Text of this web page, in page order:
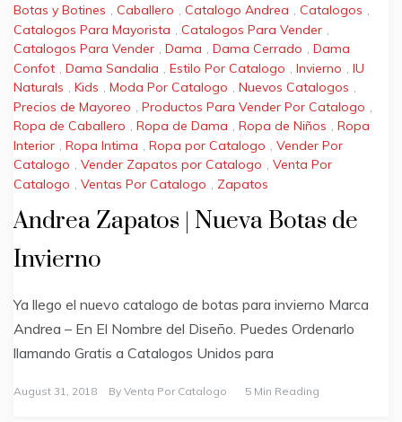
Botas y Botines , Caballero , Catalogo Andrea , Catalogos ,
Catalogos Para Mayorista , Catalogos Para Vender ,
Catalogos Para Vender , Dama , Dama Cerrado , Dama
Confot , Dama Sandalia , Estilo Por Catalogo , Invierno , IU
Naturals , Kids , Moda Por Catalogo , Nuevos Catalogos ,
Precios de Mayoreo , Productos Para Vender Por Catalogo ,
Ropa de Caballero , Ropa de Dama , Ropa de Niños , Ropa
Interior , Ropa Intima , Ropa por Catalogo , Vender Por
Catalogo , Vender Zapatos por Catalogo , Venta Por
Catalogo , Ventas Por Catalogo , Zapatos
Andrea Zapatos | Nueva Botas de
Invierno
Ya llego el nuevo catalogo de botas para invierno Marca
Andrea – En El Nombre del Diseño. Puedes Ordenarlo
llamando Gratis a Catalogos Unidos para
August 31, 2018 By Venta Por Catalogo 5 Min Reading